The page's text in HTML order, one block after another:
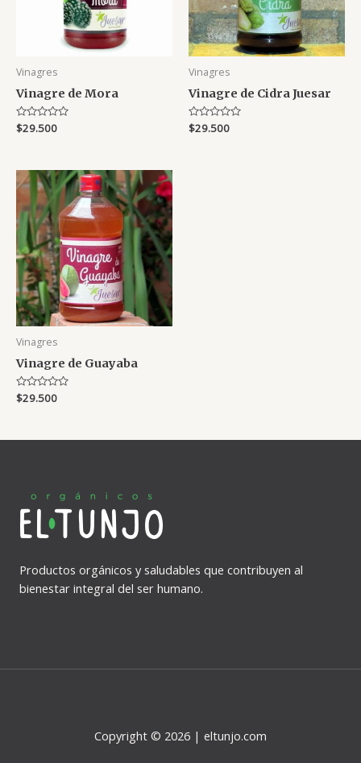
Vinagres
Vinagre de Mora
Rated
0
$29.500
Vinagres
Vinagre de Cidra Juesar
Rated
0
$29.500
Vinagres
Vinagre de Guayaba
Rated
0
$29.500
Productos orgánicos y saludables que contribuyen al
bienestar integral del ser humano.
Copyright © 2026 | eltunjo.com